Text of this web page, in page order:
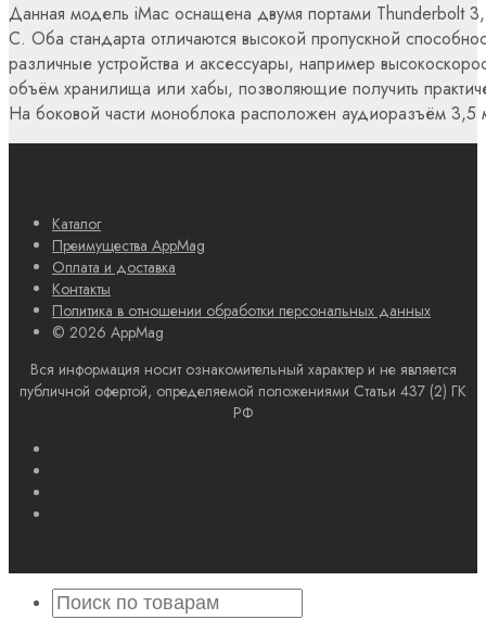
Данная модель iMac оснащена двумя портами Thunderbolt
C. Оба стандарта отличаются высокой пропускной
различные устройства и аксессуары, например
объём хранилища или хабы, позволяющие получить
На боковой части моноблока расположен аудиоразъём 3,5
Каталог
Преимущества AppMag
Оплата и доставка
Контакты
Политика в отношении обработки персональных данных
© 2026 AppMag
Вся информация носит ознакомительный характер и не является
публичной офертой, определяемой положениями Статьи 437 (2) ГК
РФ